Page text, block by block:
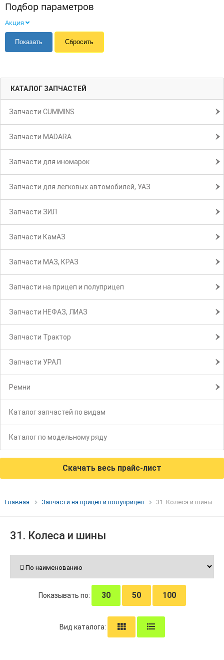
Подбор параметров
Акция
КАТАЛОГ ЗАПЧАСТЕЙ
Запчасти CUMMINS
Запчасти MADARA
Запчасти для иномарок
Запчасти для легковых автомобилей, УАЗ
Запчасти ЗИЛ
Запчасти КамАЗ
Запчасти МАЗ, КРАЗ
Запчасти на прицеп и полуприцеп
Запчасти НЕФАЗ, ЛИАЗ
Запчасти Трактор
Запчасти УРАЛ
Ремни
Каталог запчастей по видам
Каталог по модельному ряду
Скачать весь прайс-лист
Главная Запчасти на прицеп и полуприцеп 31. Колеса и шины
31. Колеса и шины
Показывать по: 30 50 100
Вид каталога: